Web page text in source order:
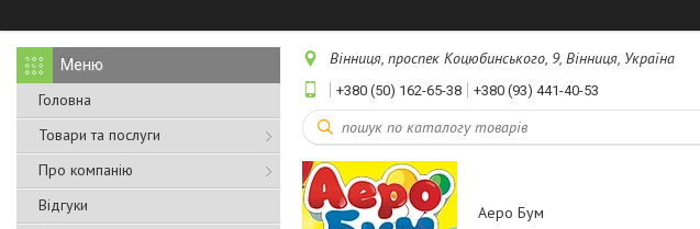
Головна
Товари та послуги
Про компанію
Відгуки
Вінниця, проспек Коцюбинського, 9, Вінниця, Україна
+380 (50) 162-65-38 +380 (93) 441-40-53
Аеро Бум